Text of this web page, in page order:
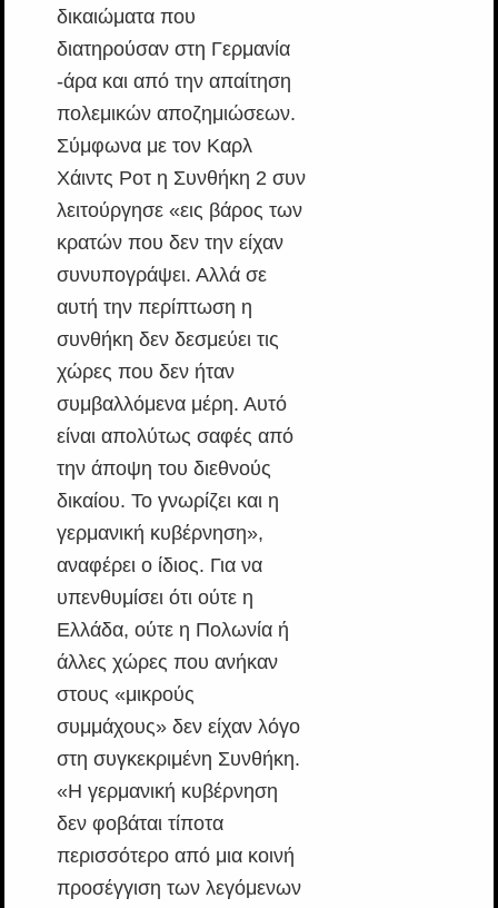
δικαιώματα που
διατηρούσαν στη Γερμανία
-άρα και από την απαίτηση
πολεμικών αποζημιώσεων.
Σύμφωνα με τον Καρλ
Χάιντς Ροτ η Συνθήκη 2 συν
λειτούργησε «εις βάρος των
κρατών που δεν την είχαν
συνυπογράψει. Αλλά σε
αυτή την περίπτωση η
συνθήκη δεν δεσμεύει τις
χώρες που δεν ήταν
συμβαλλόμενα μέρη. Αυτό
είναι απολύτως σαφές από
την άποψη του διεθνούς
δικαίου. Το γνωρίζει και η
γερμανική κυβέρνηση»,
αναφέρει ο ίδιος. Για να
υπενθυμίσει ότι ούτε η
Ελλάδα, ούτε η Πολωνία ή
άλλες χώρες που ανήκαν
στους «μικρούς
συμμάχους» δεν είχαν λόγο
στη συγκεκριμένη Συνθήκη.
«Η γερμανική κυβέρνηση
δεν φοβάται τίποτα
περισσότερο από μια κοινή
προσέγγιση των λεγόμενων